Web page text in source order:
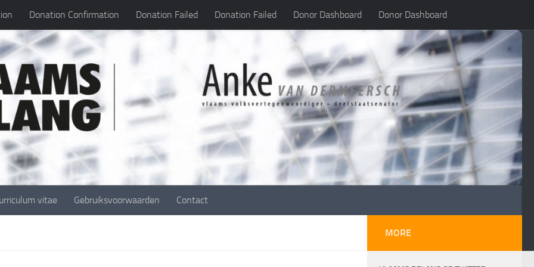
Donation Confirmation Donation Failed Donation Failed Donor Dashboard Donor Dashboard
vitae Gebruiksvoorwaarden Contact
MORE